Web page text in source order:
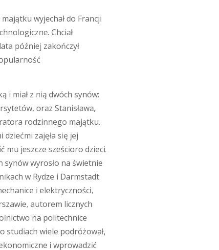
wyjechał do Francji
Chciał
później zakończył
i miał z nią dwóch synów:
oraz Stanisława,
rodzinnego majątku.
dziećmi zajęła się jej
mu jeszcze sześcioro dzieci.
synów wyrosło na świetnie
w Rydze i Darmstadt
i elektryczności,
autorem licznych
na politechnice
studiach wiele podróżował,
i wprowadzić